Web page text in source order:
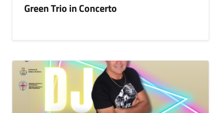
Green Trio in Concerto